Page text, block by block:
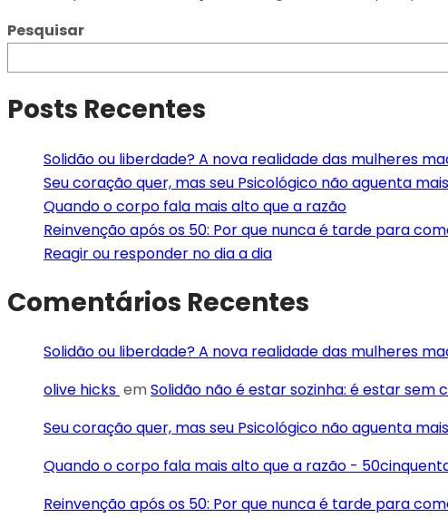
Pesquisar
Posts Recentes
Solidão ou liberdade? A nova realidade das mulheres
Seu coração quer, mas seu Psicológico não aguenta mais
Quando o corpo fala mais alto que a razão
Reinvenção após os 50: Por que nunca é tarde para
Reagir ou responder no dia a dia
Comentários Recentes
Solidão ou liberdade? A nova realidade das mulheres
olive hicks emSolidão não é estar sozinha: é estar sem
Seu coração quer, mas seu Psicológico não aguenta
Quando o corpo fala mais alto que a razão -
Reinvenção após os 50: Por que nunca é tarde para